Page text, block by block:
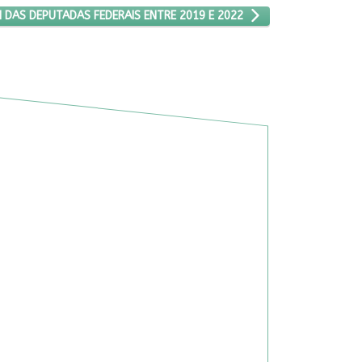
DE LEI DAS DEPUTADAS FEDERAIS ENTRE 2019 E 2022
DEPUTADAS FEDERAIS ENTRE 2019 E 2022